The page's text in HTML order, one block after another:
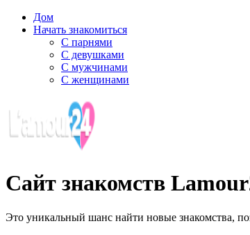
Дом
Начать знакомиться
С парнями
С девушками
С мужчинами
С женщинами
Сайт знакомств
Это уникальный шанс найти новые знакомства,